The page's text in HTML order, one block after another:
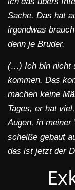
Sache. Das hat
irgendwas
denn je Bruder.
(…) Ich bin nicht
kommen. Das
machen keine
Tages, er hat
Augen, in
scheiße gebaut
das ist jetzt der